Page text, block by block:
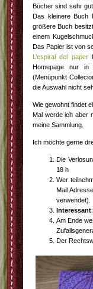
Bücher sind sehr
Das kleinere Buch
größere Buch
einem
Das Papier ist von
L’espiral del paper
Homepage nur in
(Menüpunkt
die Auswahl nicht
Wie gewohnt findet
Mal werde ich aber
meine Sammlung.
Ich möchte gerne
Die
18 h
Wer
Mail
verwendet).
Interessant
Am Ende
Der